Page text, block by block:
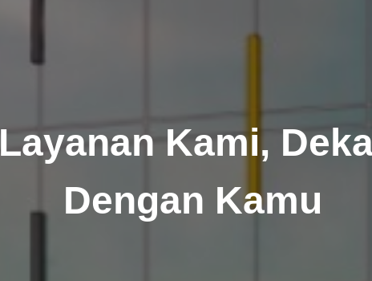
Layanan Kami,
Dengan Kamu